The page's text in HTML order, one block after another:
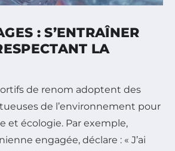
: S’ENTRAÎNER
LA
de renom adoptent des
de l’environnement pour
et écologie. Par exemple,
engagée, déclare : « J’ai